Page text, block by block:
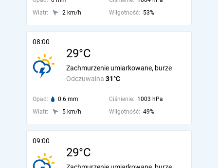
Wiatr:
2 km/h Wilgotność: 53%
08:00
29°C
Odczuwalna 31°C
Zachmurzenie umiarkowane, burze
Opad: 0.6 mm Ciśnienie: 1003 hPa
Wiatr:
5 km/h Wilgotność: 49%
09:00
29°C